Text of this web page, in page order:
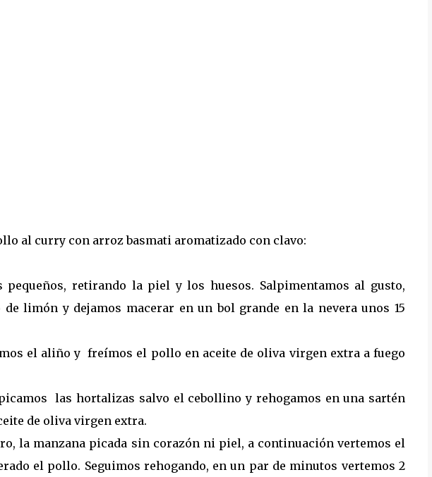
al curry con arroz basmati aromatizado con clavo:
retirando la piel y los huesos. Salpimentamos al gusto,
limón y dejamos macerar en un bol grande en la nevera unos 15
el aliño y freímos el pollo en aceite de oliva virgen extra a fuego
las hortalizas salvo el cebollino y rehogamos en una sartén
de oliva virgen extra.
la manzana picada sin corazón ni piel, a continuación vertemos el
el pollo. Seguimos rehogando, en un par de minutos vertemos 2